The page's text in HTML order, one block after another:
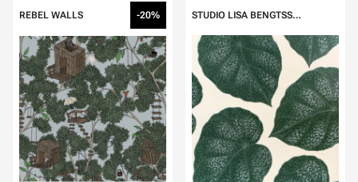
REBEL WALLS -20% STUDIO LISA BENGTSSON